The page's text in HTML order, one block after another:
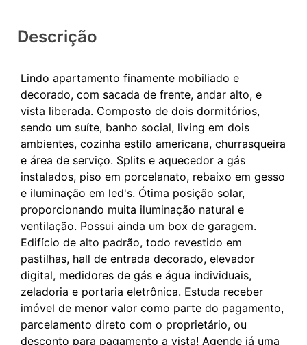
Descrição
Lindo apartamento finamente mobiliado e
decorado, com sacada de frente, andar alto, e
vista liberada. Composto de dois dormitórios,
sendo um suíte, banho social, living em dois
ambientes, cozinha estilo americana, churrasqueira
e área de serviço. Splits e aquecedor a gás
instalados, piso em porcelanato, rebaixo em gesso
e iluminação em led's. Ótima posição solar,
proporcionando muita iluminação natural e
ventilação. Possui ainda um box de garagem.
Edifício de alto padrão, todo revestido em
pastilhas, hall de entrada decorado, elevador
digital, medidores de gás e água individuais,
zeladoria e portaria eletrônica. Estuda receber
imóvel de menor valor como parte do pagamento,
parcelamento direto com o proprietário, ou
desconto para pagamento a vista! Agende já uma